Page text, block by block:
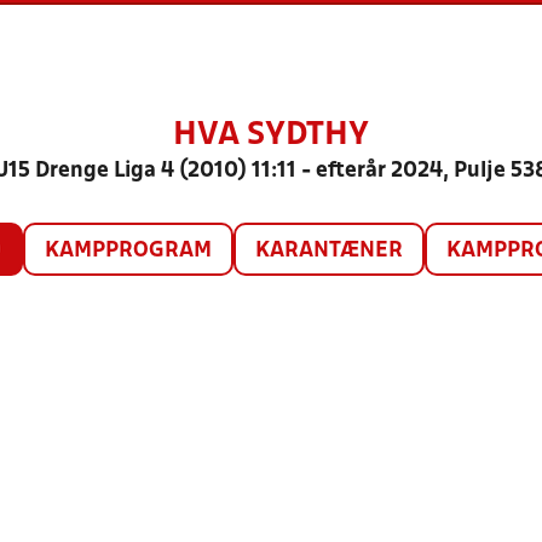
HVA SYDTHY
Drenge Liga 4 (2010) 11:11 - efterår 2024, Pulje
KAMPPROGRAM KARANTÆNER